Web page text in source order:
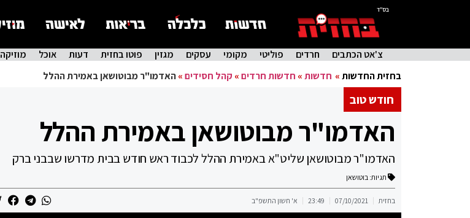
בס"ד
צ'אט הכתבים חרדים פוליטי מקומי עסקים מגזין פוטו בחזית דעות אוכל מוזיקה
בחזית החדשות» חדשות» חדשות חרדים» קהל חסידים»האדמו"ר מבוטושאן באמירת ההלל
חודש טוב
האדמו"ר מבוטושאן באמירת ההלל
האדמו"ר מבוטושאן שליט"א באמירת ההלל לכבוד ראש חודש בבית מדרשו שבבני ברק
תגיות: בוטושאן
בחזית 07/10/2021
23:49 א' חשון התשפ"ב